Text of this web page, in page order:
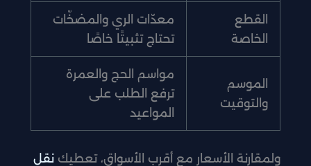
القطع
الخاصة
معدّات الري والمضخّات
تحتاج تثبيتًا خاصًا
الموسم
والتوقيت
مواسم الحج والعمرة
ترفع الطلب على
المواعيد
ولمقارنة الأسعار مع أقرب الأسواق، تعطيكنقل